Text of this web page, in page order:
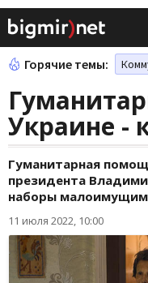
Горячие темы:
Украине -
Гуманитарная
президента
наборы малоимущим
11 июля 2022, 10:00